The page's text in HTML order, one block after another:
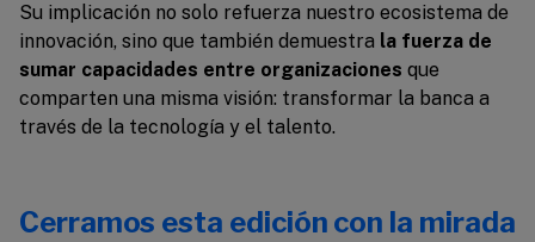
Su implicación no solo refuerza nuestro ecosistema de
innovación, sino que también demuestra la fuerza de
sumar capacidades entre organizaciones que
comparten una misma visión: transformar la banca a
través de la tecnología y el talento.
Cerramos esta edición con la mirada